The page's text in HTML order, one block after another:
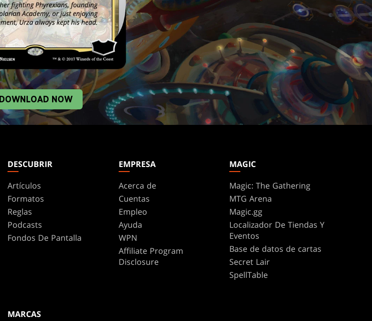
DOWNLOAD NOW
DESCUBRIR
Artículos
Formatos
Reglas
Podcasts
Fondos De Pantalla
EMPRESA
Acerca de
Cuentas
Empleo
Ayuda
WPN
Affiliate Program
Disclosure
MAGIC
Magic: The Gathering
MTG Arena
Magic.gg
Localizador De Tiendas Y
Eventos
Base de datos de cartas
Secret Lair
SpellTable
MARCAS